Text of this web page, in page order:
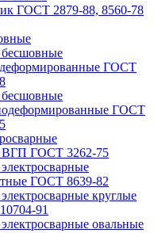
ГОСТ 2879-88, 8560-78
ГОСТ
ГОСТ
ВГП ГОСТ 3262-75
ГОСТ 8639-82
круглые
91
овальные